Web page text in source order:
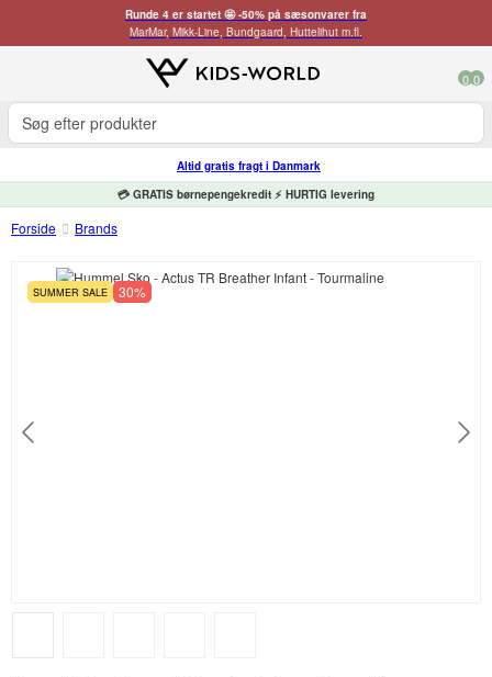
Runde 4 er startet 🤩 -50% på sæsonvarer fra
MarMar, Mikk-Line, Bundgaard, Huttelihut m.fl.
0 0
Altid gratis fragt i Danmark
💳 GRATIS børnepengekredit ⚡ HURTIG levering
Forside Brands
SUMMER SALE 30%